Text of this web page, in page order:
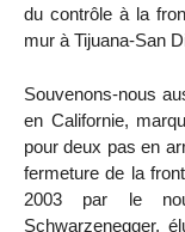
du contrôle à la
mur à Tijuana-San
Souvenons-nous
en Californie,
pour deux pas en
fermeture de la
2003 par le
Schwarzenegger,